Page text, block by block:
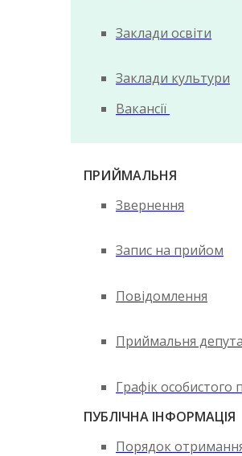
Заклади освіти
Заклади культури
Вакансії
ПРИЙМАЛЬНЯ
Звернення
Запис на прийом
Повідомлення
Приймальня
Графік особистого
ПУБЛІЧНА ІНФОРМАЦІЯ
Порядок